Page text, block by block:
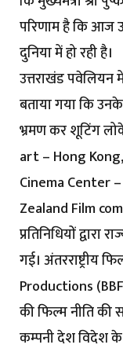
परिणाम है कि आज
दुनिया में हो रही है।
उत्तराखंड पवेलियन
बताया गया कि उनके
भ्रमण कर शूटिंग
art – Hong
Cinema Center
Zealand Film
प्रतिनिधियों द्वारा
गई। अंतरराष्ट्रीय
Productions
की फिल्म नीति की
कम्पनी देश विदेश के